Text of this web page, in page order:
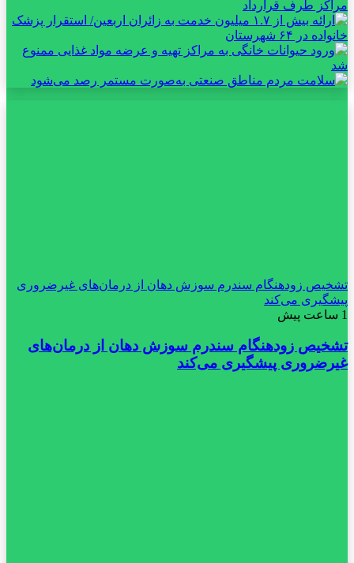
تشخیص زودهنگام سندرم سوزش دهان از درمان‌های غیرضروری
پیشگیری می‌کند
1 ساعت پیش
تشخیص زودهنگام سندرم سوزش دهان از درمان‌های
غیرضروری پیشگیری می‌کند